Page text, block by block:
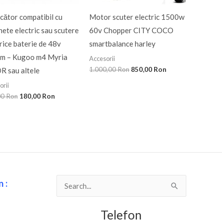
compatibil cu
electric sau scutere
baterie de 48v
– Kugoo m4 Myria
sau altele
Ron 180,00 Ron
Motor scuter electric 1500w
60v Chopper CITY COCO
smartbalance harley
Accesorii
1.000,00Ron 850,00 Ron
:
Search
Telefon